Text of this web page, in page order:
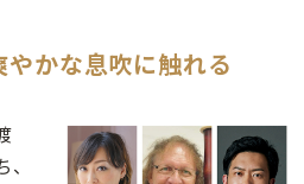
かな息吹に触れる